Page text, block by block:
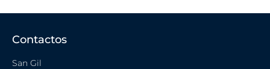
Contactos
San Gil